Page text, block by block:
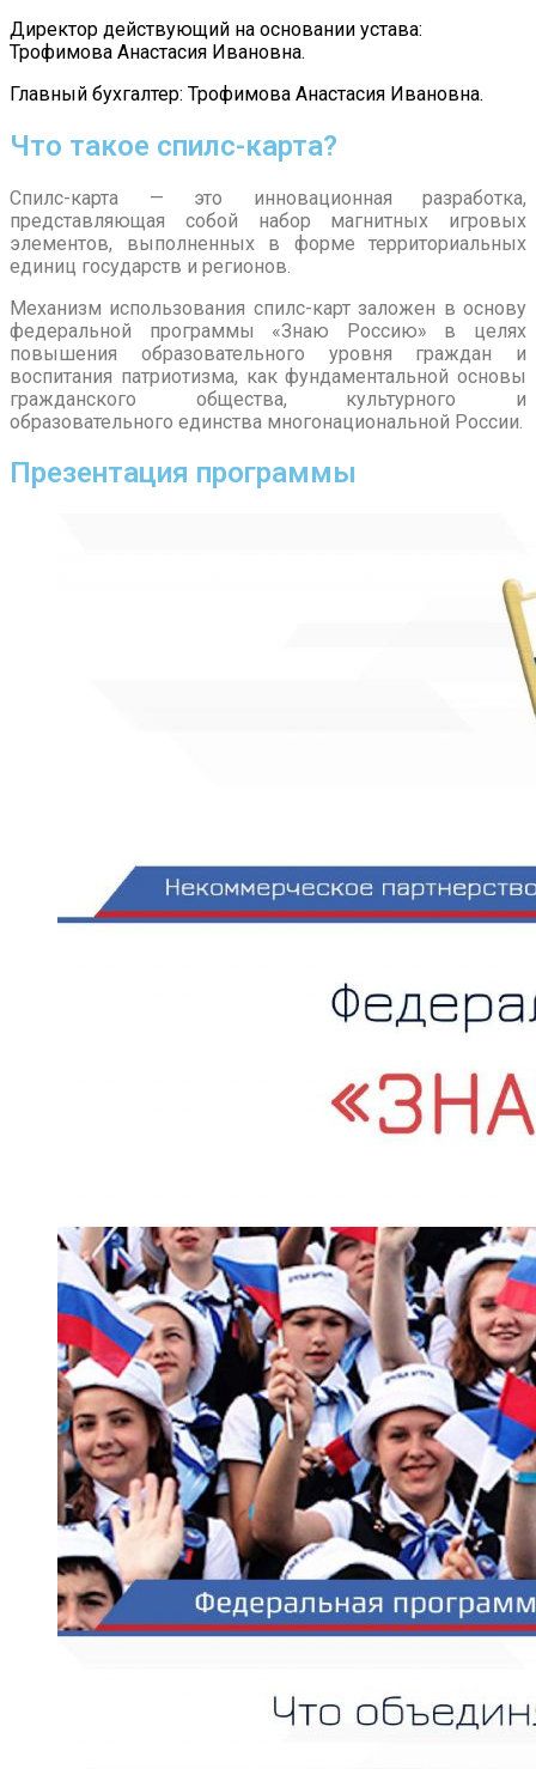
Директор действующий на основании устава:
Трофимова Анастасия Ивановна.
Главный бухгалтер: Трофимова Анастасия Ивановна.
Что такое спилс-карта?
Спилс-карта — это инновационная разработка,
представляющая собой набор магнитных игровых
элементов, выполненных в форме территориальных
единиц государств и регионов.
Механизм использования спилс-карт заложен в основу
федеральной программы «Знаю Россию» в целях
повышения образовательного уровня граждан и
воспитания патриотизма, как фундаментальной основы
гражданского общества, культурного и
образовательного единства многонациональной России.
Презентация программы